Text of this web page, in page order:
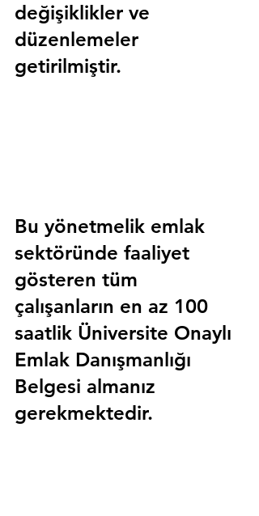
değişiklikler ve
düzenlemeler
getirilmiştir.
Bu yönetmelik emlak
sektöründe faaliyet
gösteren tüm
çalışanların en az 100
saatlik Üniversite Onaylı
Emlak Danışmanlığı
Belgesi almanız
gerekmektedir.